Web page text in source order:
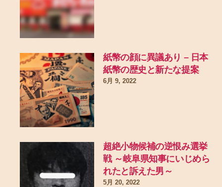
紙幣の顔に異議あり – 日本
紙幣の歴史と新たな提案
6月 9, 2022
超絶小物候補の逆恨み選挙
戦 ～岐阜県知事にいじめら
れたと訴えた男～
5月 20, 2022